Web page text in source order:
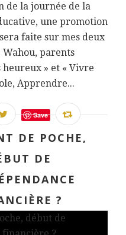
de la journée de la
une promotion
faite sur mes deux
Wahou, parents
» et « Vivre
Apprendre...
Save
DE POCHE,
DE
?